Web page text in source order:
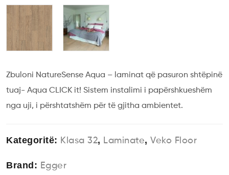
Zbuloni NatureSense Aqua – laminat që pasuron shtëpinë
tuaj- Aqua CLICK it! Sistem instalimi i papërshkueshëm
nga uji, i përshtatshëm për të gjitha ambientet.
Kategoritë: Klasa 32, Laminate, Veko Floor
Brand: Egger